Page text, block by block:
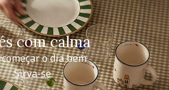
com calma
o dia bem
Sirva-se